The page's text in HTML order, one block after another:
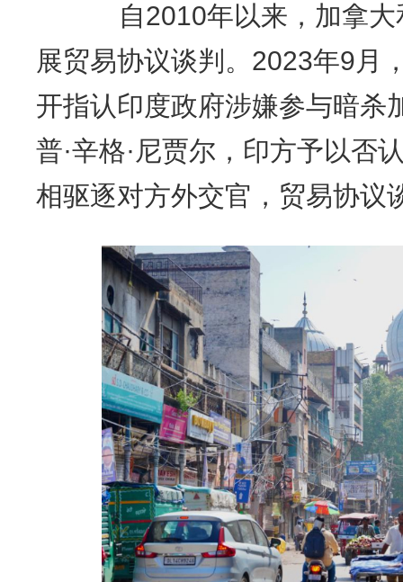
自2010年以来，加拿大
展贸易协议谈判。2023年9月
开指认印度政府涉嫌参与暗杀
普·辛格·尼贾尔，印方予以否
相驱逐对方外交官，贸易协议